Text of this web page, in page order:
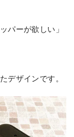
パーが欲しい」
デザインです。